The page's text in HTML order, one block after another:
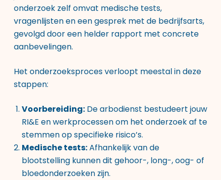
onderzoek zelf omvat medische tests,
vragenlijsten en een gesprek met de bedrijfsarts,
gevolgd door een helder rapport met concrete
aanbevelingen.
Het onderzoeksproces verloopt meestal in deze
stappen:
Voorbereiding: De arbodienst bestudeert jouw
RI&E en werkprocessen om het onderzoek af te
stemmen op specifieke risico’s.
Medische tests:Afhankelijk van de
blootstelling kunnen dit gehoor-, long-, oog- of
bloedonderzoeken zijn.